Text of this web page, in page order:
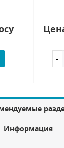
Информация